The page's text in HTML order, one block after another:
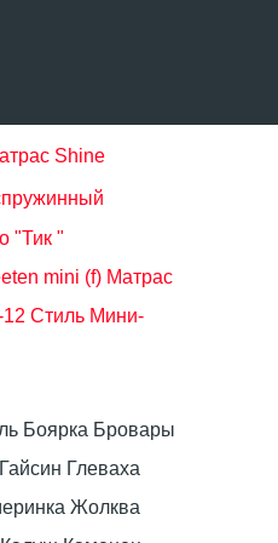
Shine
"Тик "
mini (f) Матрас
Стиль Мини-
Боярка Бровары
Глеваха
Жолква